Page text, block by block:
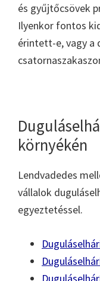
és gyűjtőcsövek
Ilyenkor fontos
érintett-e, vagy a
környékén
Lendvadedes
vállalok
egyeztetéssel.